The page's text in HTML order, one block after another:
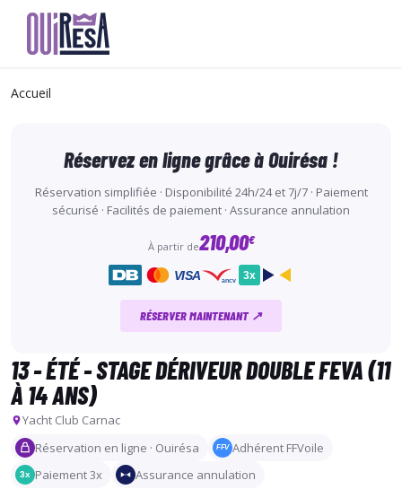
contenu
Accueil
13 - ÉTÉ - STAGE DÉRIVEUR DOUBLE FEVA (11
À 14 ANS)
Yacht Club Carnac
Réservation en ligne · Ouirésa
FFV Adhérent FFVoile
3x Paiement 3x Assurance annulation
Réservez en ligne grâce à Ouirésa !
Réservation simplifiée · Disponibilité 24h/24 et 7j/7 · Paiement
sécurisé · Facilités de paiement · Assurance annulation
À partir de210,00€
VISA ancv 3x
RÉSERVER MAINTENANT ↗